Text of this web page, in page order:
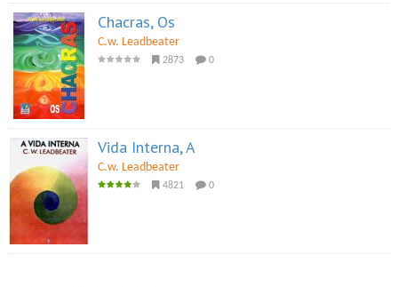
Chacras, Os
C.w. Leadbeater
2873 0
Vida Interna, A
C.w. Leadbeater
4821 0